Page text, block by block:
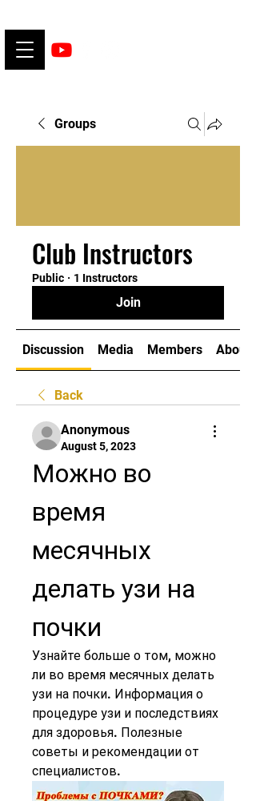
Groups
Club Instructors
Public · 1 Instructors
Join
Discussion Media Members About
Back
Anonymous
August 5, 2023
Можно во
время
месячных
делать узи на
почки
Узнайте больше о том, можно
ли во время месячных делать
узи на почки. Информация о
процедуре узи и последствиях
для здоровья. Полезные
советы и рекомендации от
специалистов.